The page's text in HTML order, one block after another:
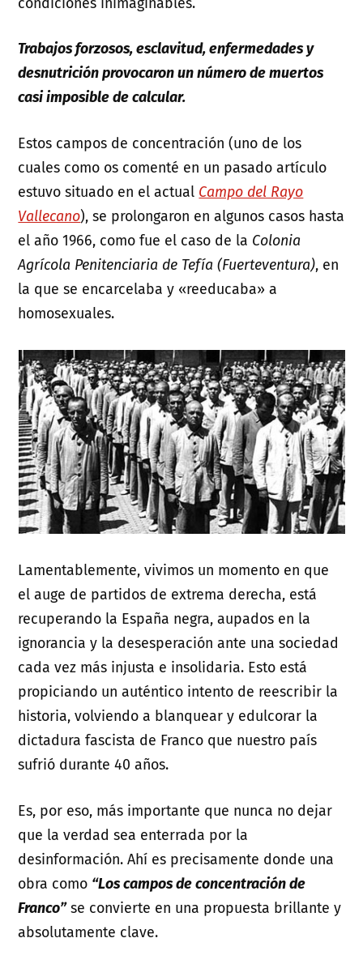
Trabajos forzosos, esclavitud, enfermedades y
desnutrición provocaron un número de muertos
casi imposible de calcular.
Estos campos de concentración (uno de los
cuales como os comenté en un pasado artículo
estuvo situado en el actual Campo del Rayo
Vallecano), se prolongaron en algunos casos hasta
el año 1966, como fue el caso de la Colonia
Agrícola Penitenciaria de Tefía (Fuerteventura), en
la que se encarcelaba y «reeducaba» a
homosexuales.
Lamentablemente, vivimos un momento en que
el auge de partidos de extrema derecha, está
recuperando la España negra, aupados en la
ignorancia y la desesperación ante una sociedad
cada vez más injusta e insolidaria. Esto está
propiciando un auténtico intento de reescribir la
historia, volviendo a blanquear y edulcorar la
dictadura fascista de Franco que nuestro país
sufrió durante 40 años.
Es, por eso, más importante que nunca no dejar
que la verdad sea enterrada por la
desinformación. Ahí es precisamente donde una
obra como “Los campos de concentración de
Franco”se convierte en una propuesta brillante y
absolutamente clave.